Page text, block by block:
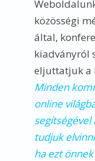
közösségi
által,
kiadványról
eljuttatjuk a
Minden
online
segítségével
tudjuk
ha ezt